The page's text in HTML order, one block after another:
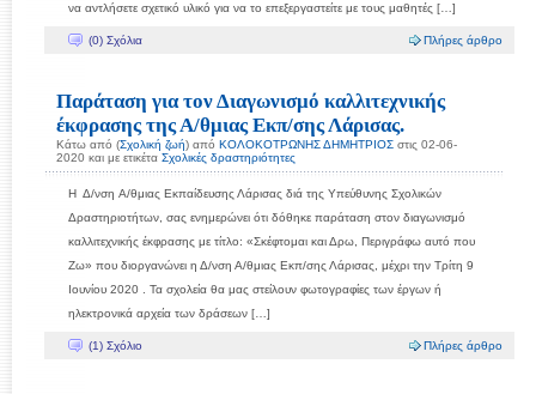
να αντλήσετε σχετικό υλικό για να το επεξεργαστείτε με τους μαθητές […]
(0) Σχόλια Πλήρες άρθρο
Παράταση για τον Διαγωνισμό καλλιτεχνικής
έκφρασης της Α/θμιας Εκπ/σης Λάρισας.
Κάτω από (Σχολική ζωή) από ΚΟΛΟΚΟΤΡΩΝΗΣ ΔΗΜΗΤΡΙΟΣ στις 02-06-
2020 και με ετικέτα Σχολικές δραστηριότητες
Η Δ/νση A/θμιας Εκπαίδευσης Λάρισας διά της Υπεύθυνης Σχολικών
Δραστηριοτήτων, σας ενημερώνει ότι δόθηκε παράταση στον διαγωνισμό
καλλιτεχνικής έκφρασης με τίτλο: «Σκέφτομαι και Δρω, Περιγράφω αυτό που
Ζω» που διοργανώνει η Δ/νση Α/θμιας Εκπ/σης Λάρισας, μέχρι την Τρίτη 9
Ιουνίου 2020 . Τα σχολεία θα μας στείλουν φωτογραφίες των έργων ή
ηλεκτρονικά αρχεία των δράσεων […]
(1) Σχόλιο Πλήρες άρθρο